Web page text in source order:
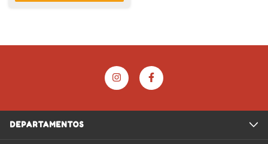
DEPARTAMENTOS